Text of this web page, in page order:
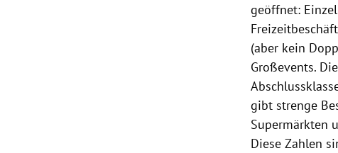
geöffnet:
(aber kein
Großevents.
gibt strenge
Supermärkten
Diese Zahlen